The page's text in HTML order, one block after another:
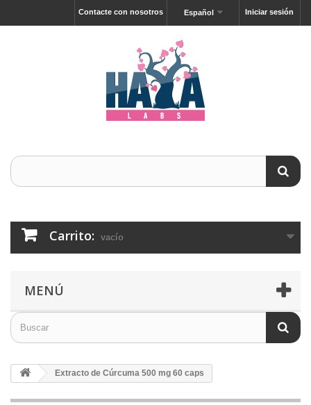
Iniciar sesión
Español
Contacte con nosotros
Carrito: vacío
MENÚ
Extracto de Cúrcuma 500 mg 60 caps